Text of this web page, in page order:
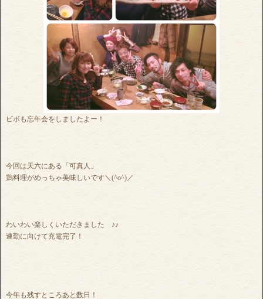
ビボも忘年会をしましたよー！
今回は天六にある「可真人」
鶏料理がめっちゃ美味しいです＼(^o^)／
わいわい楽しくいただきました ♪♪
連勤に向けて充電完了！
今年も残すところあと数日！